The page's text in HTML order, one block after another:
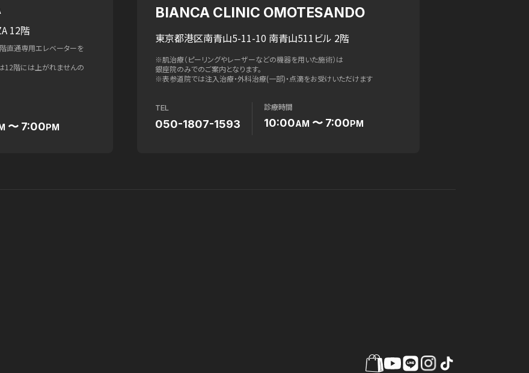
12階
直通専用エレベーターを
12階には上がれませんの
〜 7:00PM
BIANCA CLINIC OMOTESANDO
東京都港区南青山5-11-10 南青山511ビル 2階
※肌治療（ピーリングやレーザーなどの機器を用いた施術）は
銀座院のみでのご案内となります。
※表参道院では注入治療・外科治療(一部)・点滴をお受けいただけます
TEL
050-1807-1593
診療時間
10:00AM 〜 7:00PM